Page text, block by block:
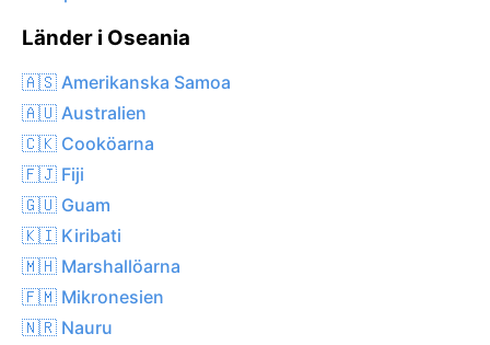
Länder i Oseania
🇦🇸 Amerikanska Samoa
🇦🇺 Australien
🇨🇰 Cooköarna
🇫🇯 Fiji
🇬🇺 Guam
🇰🇮 Kiribati
🇲🇭 Marshallöarna
🇫🇲 Mikronesien
🇳🇷 Nauru